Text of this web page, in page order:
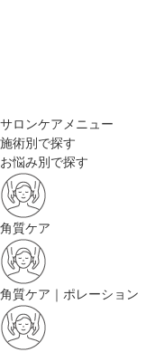
サロンケアメニュー
施術別で探す
お悩み別で探す
角質ケア
角質ケア｜ポレーション